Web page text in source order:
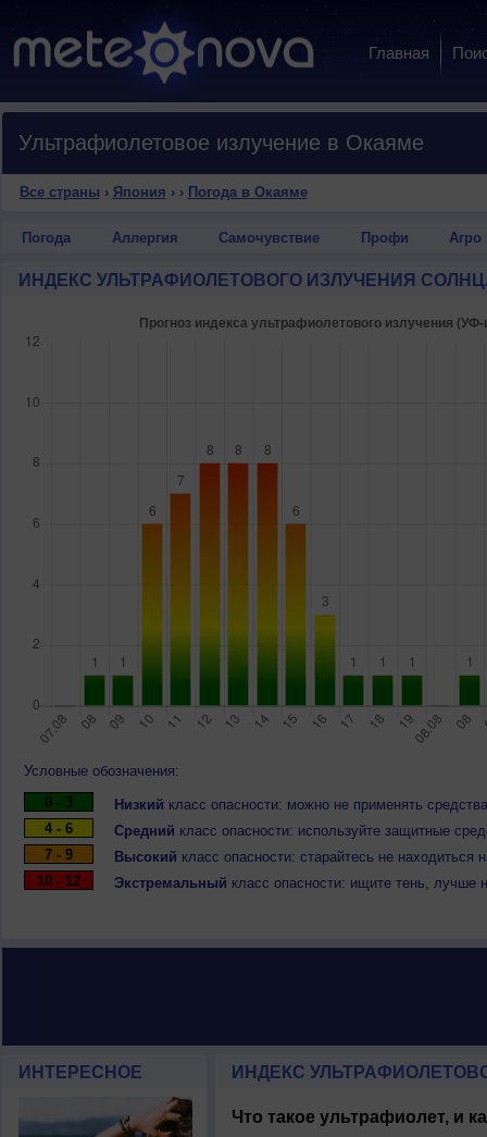
Главная
Ультрафиолетовое излучение в Окаяме
Все страны › Япония › › Погода в Окаяме
Погода Аллергия Самочувствие Профи Агро
ИНДЕКС УЛЬТРАФИОЛЕТОВОГО ИЗЛУЧЕНИЯ
Условные обозначения:
0 - 3
Низкий класс опасности: можно не применять
4 - 6
Средний класс опасности: используйте защитные
7 - 9
Высокий класс опасности: старайтесь не
10 - 12
Экстремальный класс опасности: ищите тень, лучше
ИНТЕРЕСНОЕ ИНДЕКС
Что такое ультрафиолет, и